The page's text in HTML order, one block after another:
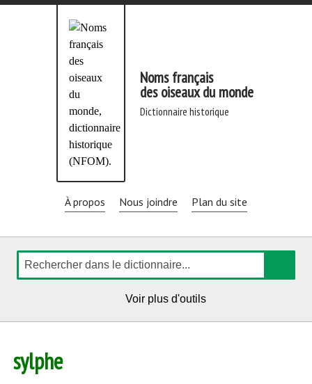
Aller
Noms français
des oiseaux du monde
dictionnaire historique
À propos Nous joindre Plan du site
Rechercher
Voir plus d'outilsde
sylphe